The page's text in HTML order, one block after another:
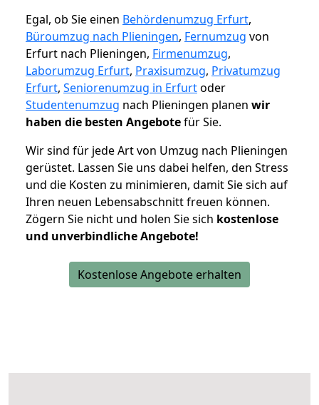
Egal, ob Sie einen Behördenumzug Erfurt,
Büroumzug nach Plieningen, Fernumzug von
Erfurt nach Plieningen, Firmenumzug,
Laborumzug Erfurt, Praxisumzug, Privatumzug
Erfurt, Seniorenumzug in Erfurtoder
Studentenumzug nach Plieningen planen wir
haben die besten Angebotefür Sie.
Wir sind für jede Art von Umzug nach Plieningen
gerüstet. Lassen Sie uns dabei helfen, den Stress
und die Kosten zu minimieren, damit Sie sich auf
Ihren neuen Lebensabschnitt freuen können.
Zögern Sie nicht und holen Sie sich kostenlose
und unverbindliche Angebote!
Kostenlose Angebote erhalten